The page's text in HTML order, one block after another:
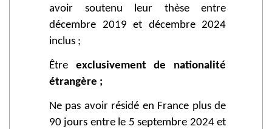
avoir soutenu leur thèse entre
décembre 2019 et décembre 2024
inclus ;
Être exclusivement de nationalité
étrangère ;
Ne pas avoir résidé en France plus de
90 jours entre le 5 septembre 2024 et